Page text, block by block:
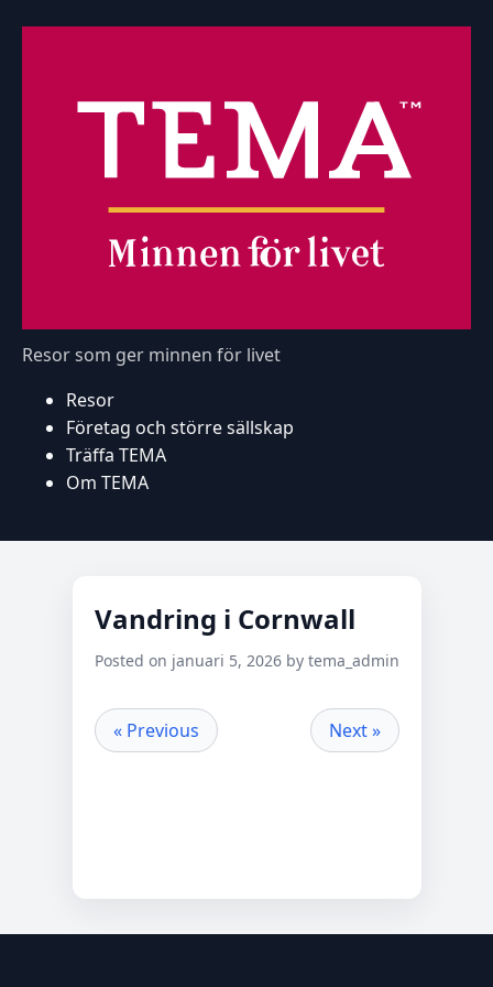
Resor som ger minnen för livet
Resor
Företag och större sällskap
Träffa TEMA
Om TEMA
Vandring i Cornwall
Posted on januari 5, 2026 by tema_admin
« Previous Next »